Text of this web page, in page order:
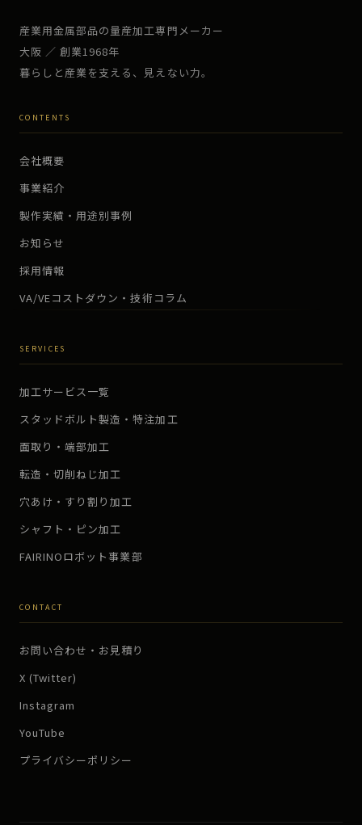
産業用金属部品の量産加工専門メーカー
大阪 ／ 創業1968年
暮らしと産業を支える、見えない力。
CONTENTS
会社概要
事業紹介
製作実績・用途別事例
お知らせ
採用情報
VA/VEコストダウン・技術コラム
SERVICES
加工サービス一覧
スタッドボルト製造・特注加工
面取り・端部加工
転造・切削ねじ加工
穴あけ・すり割り加工
シャフト・ピン加工
FAIRINOロボット事業部
CONTACT
お問い合わせ・お見積り
X (Twitter)
Instagram
YouTube
プライバシーポリシー